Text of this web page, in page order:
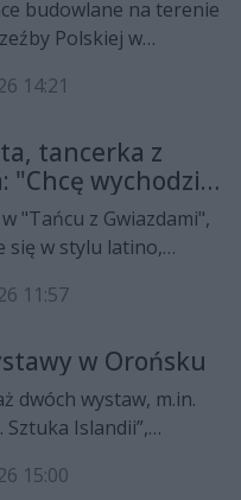
budowlane na terenie
Polskiej w
budynku muzeum i
Inwestycja jest
dzięki wsparciu z
14:21
tancerka z
"Chcę wychodzić
komfortu i
się spełniać
"Tańcu z Gwiazdami",
się w stylu latino,
Daria Syta swoją
Radomiu.
11:57
w Orońsku
dwóch wystaw, m.in.
Sztuka Islandii”,
Polskiej w
15:00